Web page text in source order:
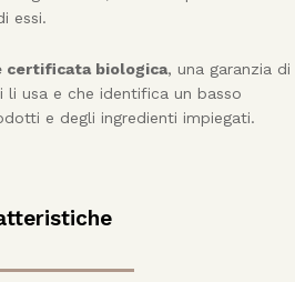
essi.
certificata biologica, una garanzia di
li usa e che identifica un basso
e degli ingredienti impiegati.